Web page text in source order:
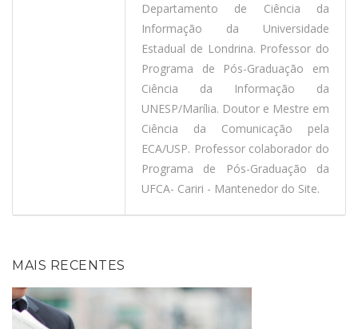
Departamento de Ciência da
Informação da Universidade
Estadual de Londrina. Professor do
Programa de Pós-Graduação em
Ciência da Informação da
UNESP/Marília. Doutor e Mestre em
Ciência da Comunicação pela
ECA/USP. Professor colaborador do
Programa de Pós-Graduação da
UFCA- Cariri - Mantenedor do Site.
MAIS RECENTES